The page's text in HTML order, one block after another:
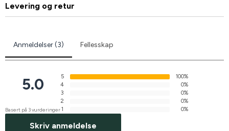
Levering og retur
Anmeldelser (3) Fellesskap
5.0
Basert på 3 vurderinger
5
100%
4
0%
3
0%
2
0%
1
0%
Skriv anmeldelse